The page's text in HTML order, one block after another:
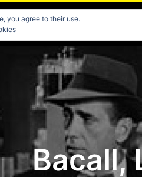
Directores
Bacall,
you agree to their use.